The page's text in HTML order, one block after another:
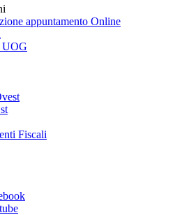
appuntamento Online
UOG
Fiscali